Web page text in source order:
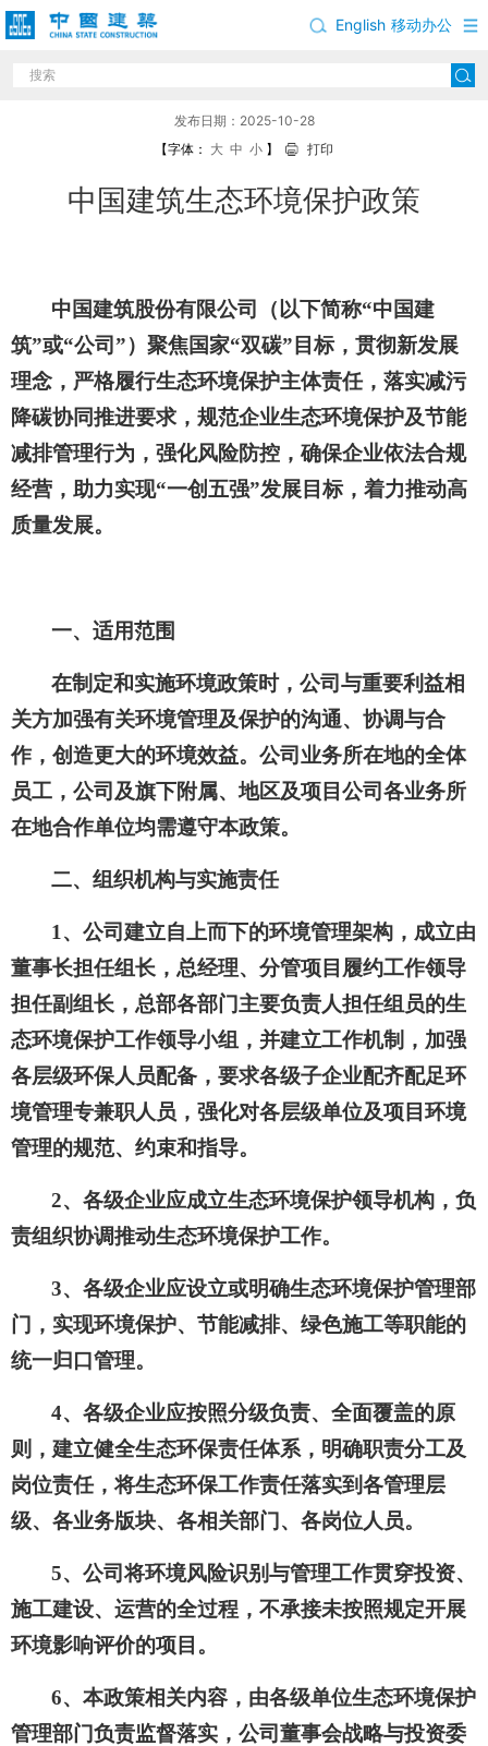
移动办公
English
发布日期：2025-10-28
【字体： 大 中 小 】 打印
中国建筑生态环境保护政策
中国建筑股份有限公司（以下简称“中国建
筑”或“公司”）聚焦国家“双碳”目标，贯彻新发展
理念，严格履行生态环境保护主体责任，落实减污
降碳协同推进要求，规范企业生态环境保护及节能
减排管理行为，强化风险防控，确保企业依法合规
经营，助力实现“一创五强”发展目标，着力推动高
质量发展。
一、适用范围
在制定和实施环境政策时，公司与重要利益相
关方加强有关环境管理及保护的沟通、协调与合
作，创造更大的环境效益。公司业务所在地的全体
员工，公司及旗下附属、地区及项目公司各业务所
在地合作单位均需遵守本政策。
二、组织机构与实施责任
1、公司建立自上而下的环境管理架构，成立由
董事长担任组长，总经理、分管项目履约工作领导
担任副组长，总部各部门主要负责人担任组员的生
态环境保护工作领导小组，并建立工作机制，加强
各层级环保人员配备，要求各级子企业配齐配足环
境管理专兼职人员，强化对各层级单位及项目环境
管理的规范、约束和指导。
2、各级企业应成立生态环境保护领导机构，负
责组织协调推动生态环境保护工作。
3、各级企业应设立或明确生态环境保护管理部
门，实现环境保护、节能减排、绿色施工等职能的
统一归口管理。
4、各级企业应按照分级负责、全面覆盖的原
则，建立健全生态环保责任体系，明确职责分工及
岗位责任，将生态环保工作责任落实到各管理层
级、各业务版块、各相关部门、各岗位人员。
5、公司将环境风险识别与管理工作贯穿投资、
施工建设、运营的全过程，不承接未按照规定开展
环境影响评价的项目。
6、本政策相关内容，由各级单位生态环境保护
管理部门负责监督落实，公司董事会战略与投资委